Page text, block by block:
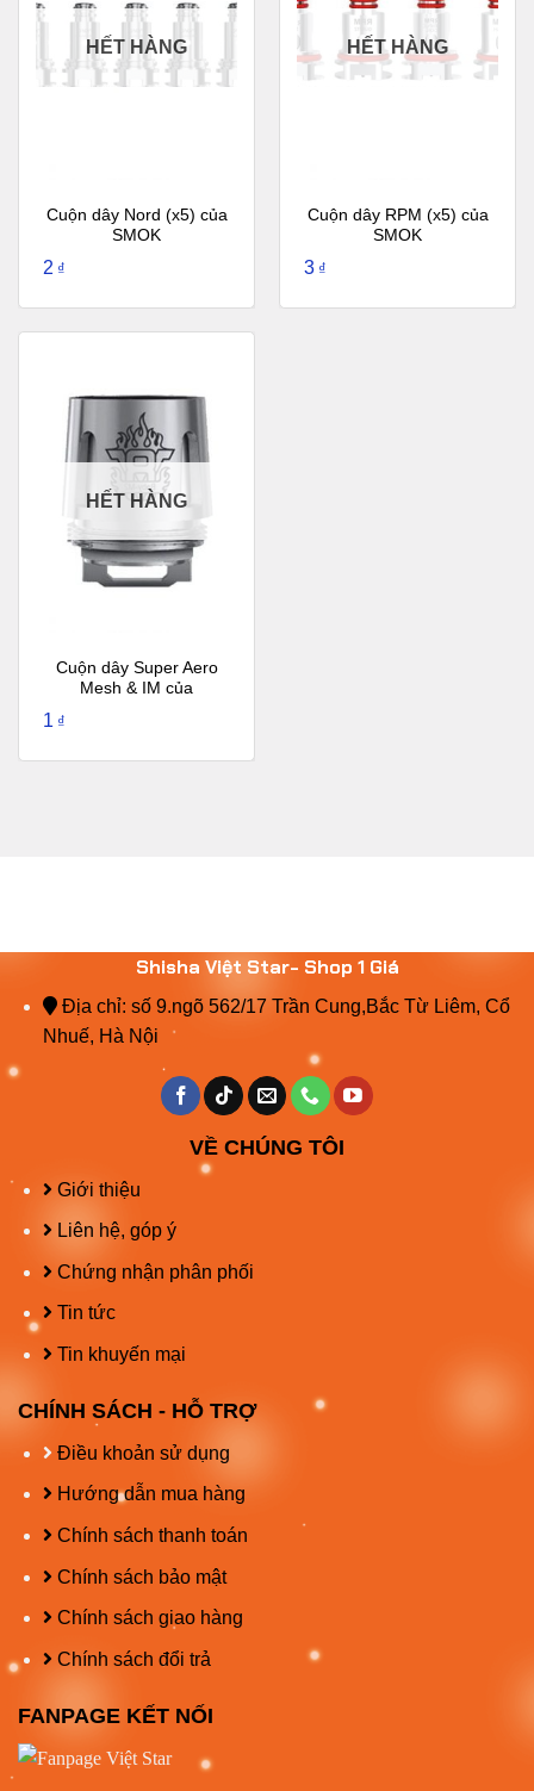
HẾT HÀNG
Cuộn dây Nord (x5) của
SMOK
2 ₫
HẾT HÀNG
Cuộn dây RPM (x5) của
SMOK
3 ₫
HẾT HÀNG
Cuộn dây Super Aero
Mesh & IM của
1 ₫
Shisha Việt Star- Shop 1 Giá
Địa chỉ: số 9.ngõ 562/17 Trần Cung,Bắc Từ Liêm, Cổ
Nhuế, Hà Nội
VỀ CHÚNG TÔI
Giới thiệu
Liên hệ, góp ý
Chứng nhận phân phối
Tin tức
Tin khuyến mại
CHÍNH SÁCH - HỖ TRỢ
Điều khoản sử dụng
Hướng dẫn mua hàng
Chính sách thanh toán
Chính sách bảo mật
Chính sách giao hàng
Chính sách đổi trả
FANPAGE KẾT NỐI